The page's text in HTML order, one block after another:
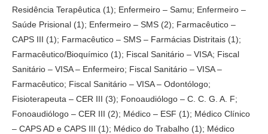
Residência Terapêutica (1); Enfermeiro – Samu; Enfermeiro –
Saúde Prisional (1); Enfermeiro – SMS (2); Farmacêutico –
CAPS III (1); Farmacêutico – SMS – Farmácias Distritais (1);
Farmacêutico/Bioquímico (1); Fiscal Sanitário – VISA; Fiscal
Sanitário – VISA – Enfermeiro; Fiscal Sanitário – VISA –
Farmacêutico; Fiscal Sanitário – VISA – Odontólogo;
Fisioterapeuta – CER III (3); Fonoaudiólogo – C. C. G. A. F;
Fonoaudiólogo – CER III (2); Médico – ESF (1); Médico Clínico
– CAPS AD e CAPS III (1); Médico do Trabalho (1); Médico